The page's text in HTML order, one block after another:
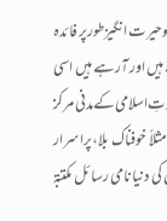
انگیز طورپر فائدہ
اور آرہے ہیں اسی
اسلامی کے مدنی مرکز
خوفناک بلا،پراسرار
رسائل مکتبۃ